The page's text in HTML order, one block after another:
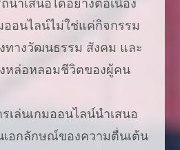
นำเสนอได้อย่างต่อเนื่อง
ออนไลน์ไม่ใช่แค่กิจกรรม
ทางวัฒนธรรม สังคม และ
หล่อหลอมชีวิตของผู้คน
เล่นเกมออนไลน์นำเสนอ
เอกลักษณ์ของความตื่นเต้น